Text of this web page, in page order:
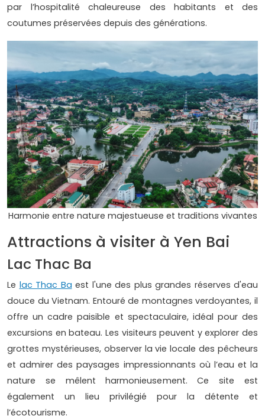
par l’hospitalité chaleureuse des habitants et des
coutumes préservées depuis des générations.
Harmonie entre nature majestueuse et traditions vivantes
Attractions à visiter à Yen Bai
Lac Thac Ba
Le lac Thac Ba est l'une des plus grandes réserves d'eau
douce du Vietnam. Entouré de montagnes verdoyantes, il
offre un cadre paisible et spectaculaire, idéal pour des
excursions en bateau. Les visiteurs peuvent y explorer des
grottes mystérieuses, observer la vie locale des pêcheurs
et admirer des paysages impressionnants où l’eau et la
nature se mêlent harmonieusement. Ce site est
également un lieu privilégié pour la détente et
l’écotourisme.